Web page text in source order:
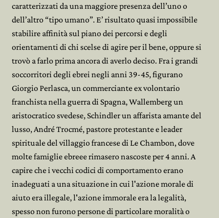
caratterizzati da una maggiore presenza dell’uno o
dell’altro “tipo umano”. E’ risultato quasi impossibile
stabilire affinità sul piano dei percorsi e degli
orientamenti di chi scelse di agire per il bene, oppure si
trovò a farlo prima ancora di averlo deciso. Fra i grandi
soccorritori degli ebrei negli anni 39-45, figurano
Giorgio Perlasca, un commerciante ex volontario
franchista nella guerra di Spagna, Wallemberg un
aristocratico svedese, Schindler un affarista amante del
lusso, André Trocmé, pastore protestante e leader
spirituale del villaggio francese di Le Chambon, dove
molte famiglie ebreee rimasero nascoste per 4 anni. A
capire che i vecchi codici di comportamento erano
inadeguati a una situazione in cui l'azione morale di
aiuto era illegale, l'azione immorale era la legalità,
spesso non furono persone di particolare moralità o